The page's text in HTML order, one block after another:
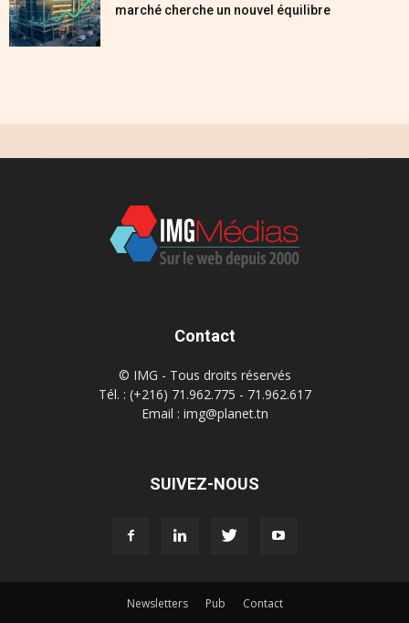
marché cherche un nouvel équilibre
Contact
© IMG - Tous droits réservés
Tél. : (+216) 71.962.775 - 71.962.617
Email : img@planet.tn
SUIVEZ-NOUS
Newsletters Pub Contact